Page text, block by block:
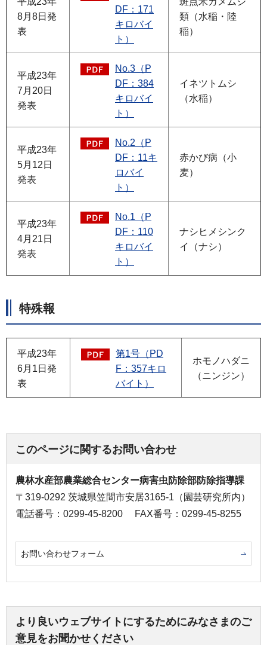
8月8日発
表
DF：171
キロバイ
ト）
類（水稲・陸
稲）
平成23年
7月20日
発表
No.3（P
DF：384
キロバイ
ト）
イネツトムシ
（水稲）
平成23年
5月12日
発表
No.2（P
DF：11キ
ロバイ
ト）
赤かび病（小
麦）
平成23年
4月21日
発表
No.1（P
DF：110
キロバイ
ト）
ナシヒメシンク
イ（ナシ）
特殊報
平成23年
6月1日発
表
第1号（PD
F：357キロ
バイト）
ホモノハダニ
（ニンジン）
このページに関するお問い合わせ
農林水産部農業総合センター病害虫防除部防除指導課
〒319-0292 茨城県笠間市安居3165-1（園芸研究所内）
電話番号：0299-45-8200
FAX番号：0299-45-8255
お問い合わせフォーム
より良いウェブサイトにするためにみなさまのご
意見をお聞かせください